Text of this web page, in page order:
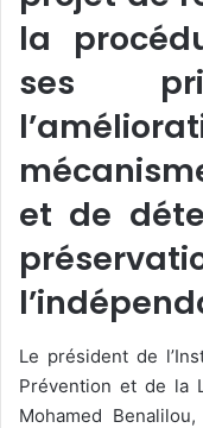
la
ses
et de
Le président de
Prévention et de la
Mohamed